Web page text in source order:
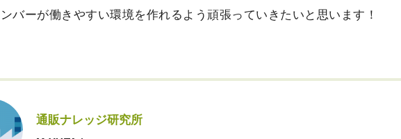
バーが働きやすい環境を作れるよう頑張っていきたいと思います！
通販ナレッジ研究所